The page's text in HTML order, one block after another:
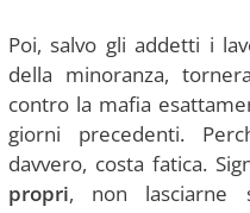
Poi, salvo gli addetti i
della minoranza,
contro la mafia
giorni precedenti.
davvero, costa fatica.
propri, non lasciarne